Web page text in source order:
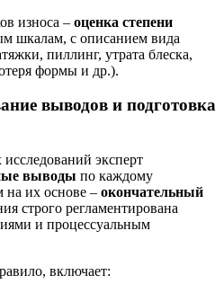
износа – оценка степени
шкалам, с описанием вида
пиллинг, утрата блеска,
формы и др.).
выводов и подготовка
эксперт
выводы по каждому
на их основе – окончательный
строго регламентирована
и процессуальным
включает: